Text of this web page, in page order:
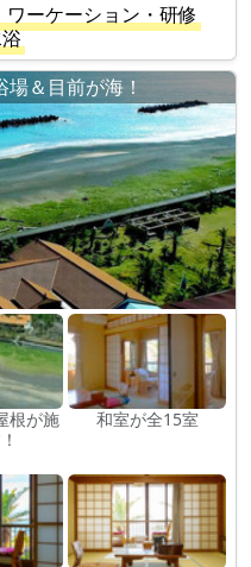
ワーケーション・研修
＆目前が海！
根が施
和室が全15室